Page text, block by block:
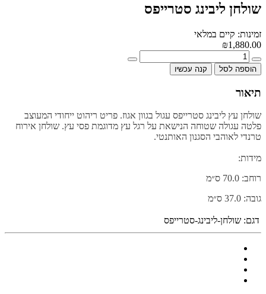
שולחן ליבינג סטרייפס
זמינות: קיים במלאי
₪1,880.00
הוספה לסל קנה עכשיו
תיאור
שולחן עץ ליבינג סטרייפס עגול בגוון אגוז. פריט ריהוט ייחודי המעוצב
פלטה עגולה שטוחה הנישאת על רגל עץ מדוגמת פסי עץ. שולחן אירוח
טרנדי לאוהבי הסגנון האותנטי.
מידות:
רוחב: 70.0 ס״מ
גובה: 37.0 ס״מ
דגם: שולחן-ליבינג-סטרייפס